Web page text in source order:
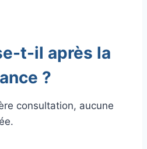
t-il après la
?
consultation, aucune